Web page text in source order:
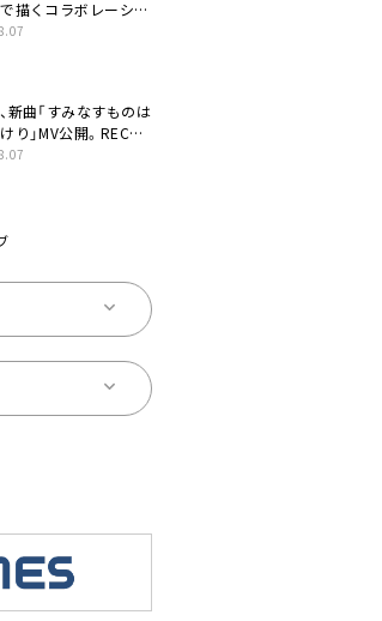
描くコラボレーショ
銀河」リリース決定。
新曲「すみなすものは
り」MV公開。RECの
Every Little Thing・